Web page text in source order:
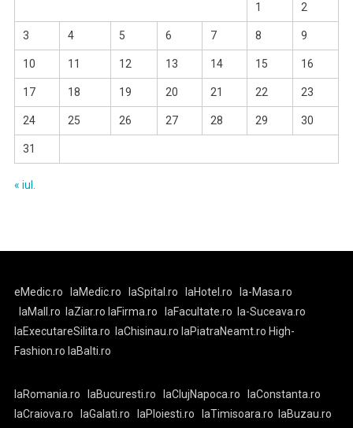
1 2
3 4 5 6 7 8 9
10 11 12 13 14 15 16
17 18 19 20 21 22 23
24 25 26 27 28 29 30
31
« iul.
eMedic.ro laMedic.ro laSpital.ro laHotel.ro
la-Masa.ro
laMall.ro
laZiar.ro laFirma.ro laFacultate.ro
la-Suceava.ro
laExecutareSilita.ro
laChisinau.ro laPiatraNeamt.ro High-
Fashion.ro laBalti.ro
laRomania.ro laBucuresti.ro laClujNapoca.ro
laConstanta.ro
laCraiova.ro
laGalati.ro laPloiesti.ro laTimisoara.ro
laBuzau.ro